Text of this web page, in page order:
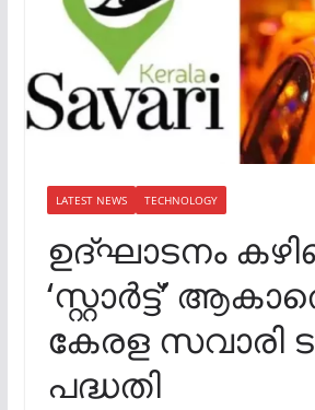
LATEST NEWS TECHNOLOGY
ഉദ്ഘാടനം
‘സ്റ്റാര്‍ട്ട്’
കേരള സവാരി
പദ്ധതി